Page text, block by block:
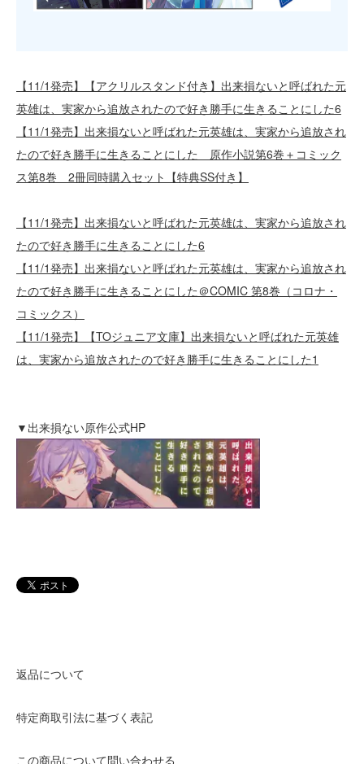
【11/1発売】【アクリルスタンド付き】出来損ないと呼ばれた元
英雄は、実家から追放されたので好き勝手に生きることにした6
【11/1発売】出来損ないと呼ばれた元英雄は、実家から追放され
たので好き勝手に生きることにした 原作小説第6巻＋コミック
ス第8巻 2冊同時購入セット【特典SS付き】
【11/1発売】出来損ないと呼ばれた元英雄は、実家から追放され
たので好き勝手に生きることにした6
【11/1発売】出来損ないと呼ばれた元英雄は、実家から追放され
たので好き勝手に生きることにした＠COMIC 第8巻（コロナ・
コミックス）
【11/1発売】【TOジュニア文庫】出来損ないと呼ばれた元英雄
は、実家から追放されたので好き勝手に生きることにした1
▼出来損ない原作公式HP
返品について
特定商取引法に基づく表記
この商品について問い合わせる